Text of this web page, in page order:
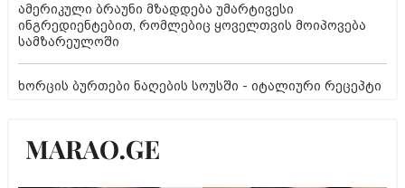
ამერიკული ბრაუნი მზადდება უმარტივესი
ინგრედიენტებით, რომლებიც ყოველთვის მოიპოვება
სამზარეულოში
ხორცის ბურთები ნაღების სოუსში - იტალიური რეცეპტი